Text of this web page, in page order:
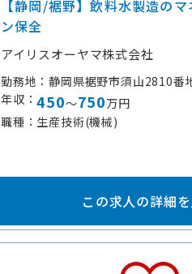
【静岡/裾野】飲料水製造の
ン保全
アイリスオーヤマ株式会社
勤務地
静岡県裾野市須山2810番
年収
450～750万円
職種
生産技術(機械)
この求人の詳細